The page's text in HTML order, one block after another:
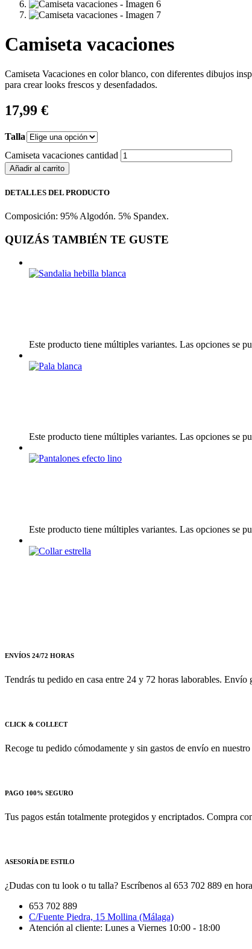
Camiseta vacaciones
Camiseta Vacaciones en color blanco, con diferentes dibujos
para crear looks frescos y desenfadados.
17,99 €
Talla
Camiseta vacaciones cantidad
Añadir al carrito
DETALLES DEL PRODUCTO
Composición: 95% Algodón. 5% Spandex.
QUIZÁS TAMBIÉN TE GUSTE
Este producto tiene múltiples variantes. Las opciones se
Este producto tiene múltiples variantes. Las opciones se
Este producto tiene múltiples variantes. Las opciones se
ENVÍOS 24/72 HORAS
Tendrás tu pedido en casa entre 24 y 72 horas laborables.
CLICK & COLLECT
Recoge tu pedido cómodamente y sin gastos de envío en
PAGO 100% SEGURO
Tus pagos están totalmente protegidos y encriptados. Compra
ASESORÍA DE ESTILO
¿Dudas con tu look o tu talla? Escríbenos al 653 702 889 en
653 702 889
C/Fuente Piedra, 15 Mollina (Málaga)
Atención al cliente: Lunes a Viernes 10:00 - 18:00